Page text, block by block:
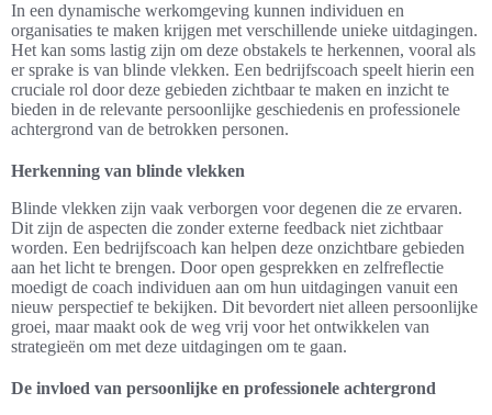
In een dynamische werkomgeving kunnen individuen en
organisaties te maken krijgen met verschillende unieke uitdagingen.
Het kan soms lastig zijn om deze obstakels te herkennen, vooral als
er sprake is van blinde vlekken. Een bedrijfscoach speelt hierin een
cruciale rol door deze gebieden zichtbaar te maken en inzicht te
bieden in de relevante persoonlijke geschiedenis en professionele
achtergrond van de betrokken personen.
Herkenning van blinde vlekken
Blinde vlekken zijn vaak verborgen voor degenen die ze ervaren.
Dit zijn de aspecten die zonder externe feedback niet zichtbaar
worden. Een bedrijfscoach kan helpen deze onzichtbare gebieden
aan het licht te brengen. Door open gesprekken en zelfreflectie
moedigt de coach individuen aan om hun uitdagingen vanuit een
nieuw perspectief te bekijken. Dit bevordert niet alleen persoonlijke
groei, maar maakt ook de weg vrij voor het ontwikkelen van
strategieën om met deze uitdagingen om te gaan.
De invloed van persoonlijke en professionele achtergrond